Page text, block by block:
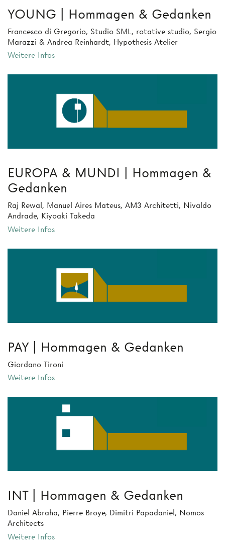
YOUNG | Hommagen & Gedanken
Francesco di Gregorio, Studio SML, rotative studio, Sergio
Marazzi & Andrea Reinhardt, Hypothesis Atelier
Weitere Infos
EUROPA & MUNDI | Hommagen &
Gedanken
Raj Rewal, Manuel Aires Mateus, AM3 Architetti, Nivaldo
Andrade, Kiyoaki Takeda
Weitere Infos
PAY | Hommagen & Gedanken
Giordano Tironi
Weitere Infos
INT | Hommagen & Gedanken
Daniel Abraha, Pierre Broye, Dimitri Papadaniel, Nomos
Architects
Weitere Infos